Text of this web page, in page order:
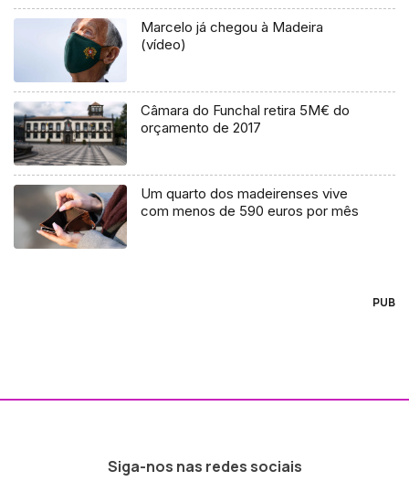
Marcelo já chegou à Madeira
(vídeo)
Câmara do Funchal retira 5M€ do
orçamento de 2017
Um quarto dos madeirenses vive
com menos de 590 euros por mês
PUB
Siga-nos nas redes sociais